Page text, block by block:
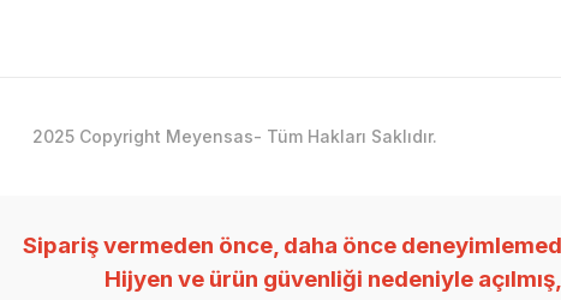
2025 Copyright Meyensas- Tüm Hakları Saklıdır.
Sipariş vermeden önce, daha önce
Hijyen ve ürün güvenliği nedeniyle